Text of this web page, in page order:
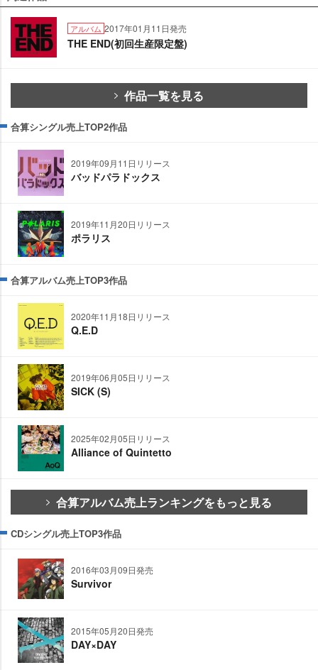
アルバム 2017年01月11日発売
THE END(初回生産限定盤)
作品一覧を見る
合算シングル売上TOP2作品
2019年09月11日リリース
バッドパラドックス
2019年11月20日リリース
ポラリス
合算アルバム売上TOP3作品
2020年11月18日リリース
Q.E.D
2019年06月05日リリース
SICK (S)
2025年02月05日リリース
Alliance of Quintetto
合算アルバム売上ランキングをもっと見る
CDシングル売上TOP3作品
2016年03月09日発売
Survivor
2015年05月20日発売
DAY×DAY